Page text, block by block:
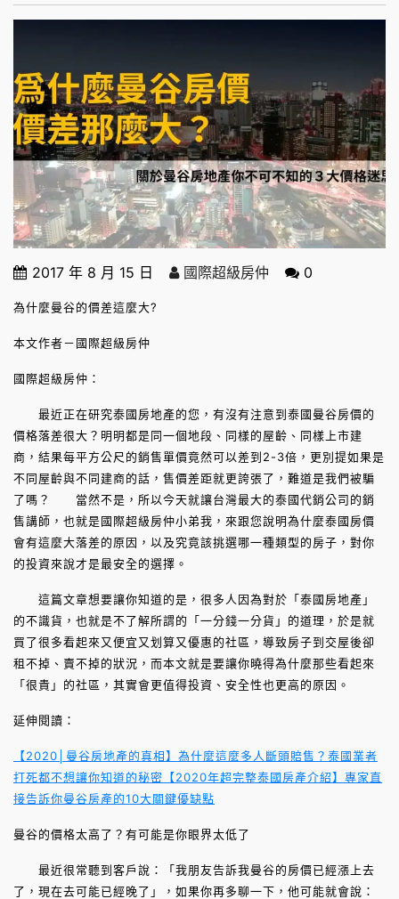
2017 年 8 月 15 日 國際超級房仲 0
為什麼曼谷的價差這麼大?
本文作者－國際超級房仲
國際超級房仲：
最近正在研究泰國房地產的您，有沒有注意到泰國曼谷房價的
價格落差很大？明明都是同一個地段、同樣的屋齡、同樣上市建
商，結果每平方公尺的銷售單價竟然可以差到2-3倍，更別提如果是
不同屋齡與不同建商的話，售價差距就更誇張了，難道是我們被騙
了嗎？ 當然不是，所以今天就讓台灣最大的泰國代銷公司的銷
售講師，也就是國際超級房仲小弟我，來跟您說明為什麼泰國房價
會有這麼大落差的原因，以及究竟該挑選哪一種類型的房子，對你
的投資來說才是最安全的選擇。
這篇文章想要讓你知道的是，很多人因為對於「泰國房地產」
的不識貨，也就是不了解所謂的「一分錢一分貨」的道理，於是就
買了很多看起來又便宜又划算又優惠的社區，導致房子到交屋後卻
租不掉、賣不掉的狀況，而本文就是要讓你曉得為什麼那些看起來
「很貴」的社區，其實會更值得投資、安全性也更高的原因。
延伸閱讀：
【2020│曼谷房地產的真相】為什麼這麼多人斷頭賠售？泰國業者
打死都不想讓你知道的秘密 【2020年超完整泰國房產介紹】專家直
接告訴你曼谷房產的10大關鍵優缺點
曼谷的價格太高了？有可能是你眼界太低了
最近很常聽到客戶說：「我朋友告訴我曼谷的房價已經漲上去
了，現在去可能已經晚了」，如果你再多聊一下，他可能就會說：